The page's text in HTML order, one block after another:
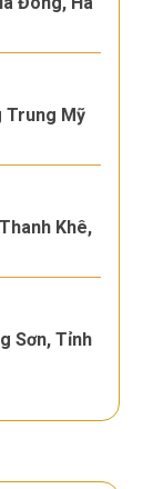
Trung Mỹ
Khê,
Sơn, Tỉnh